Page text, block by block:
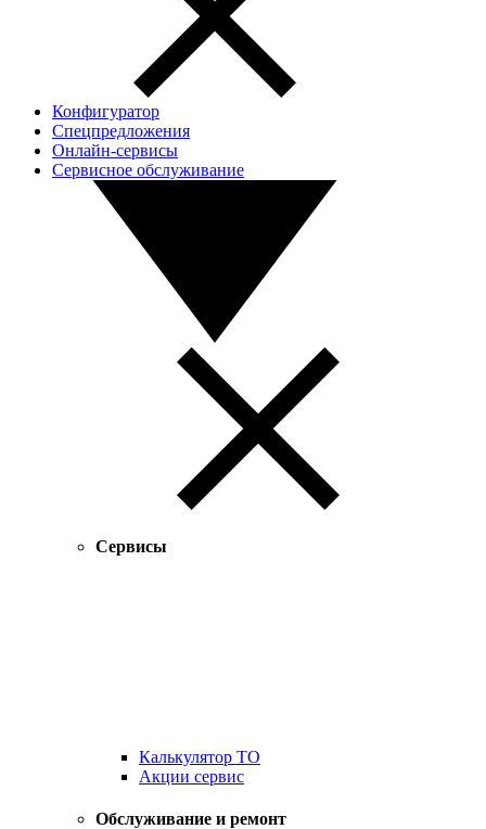
Конфигуратор
Спецпредложения
Онлайн-сервисы
Сервисное обслуживание
Сервисы
Калькулятор ТО
Акции сервис
Обслуживание и ремонт